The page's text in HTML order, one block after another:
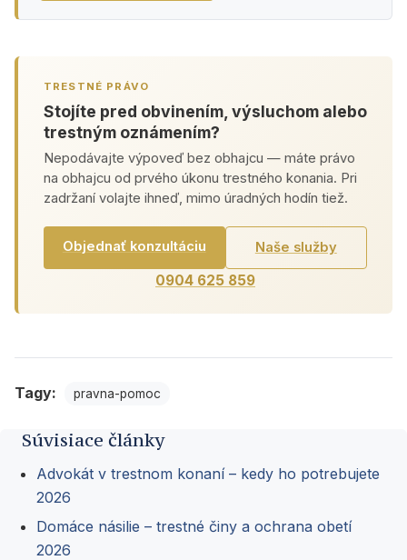
TRESTNÉ PRÁVO
Stojíte pred obvinením, výsluchom alebo
trestným oznámením?
Nepodávajte výpoveď bez obhajcu — máte právo
na obhajcu od prvého úkonu trestného konania. Pri
zadržaní volajte ihneď, mimo úradných hodín tiež.
Objednať konzultáciu Naše služby
0904 625 859
Tagy: pravna-pomoc
Súvisiace články
Advokát v trestnom konaní – kedy ho potrebujete
2026
Domáce násilie – trestné činy a ochrana obetí
2026